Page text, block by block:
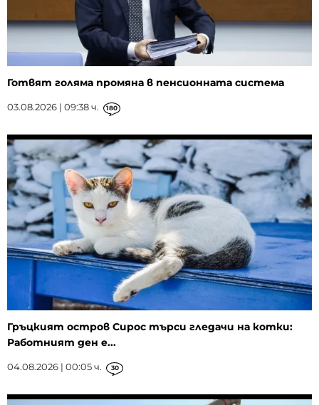
Готвят голяма промяна в пенсионната система
03.08.2026 | 09:38 ч. 180
Гръцкият остров Сирос търси гледачи на котки:
Работният ден е...
04.08.2026 | 00:05 ч. 30